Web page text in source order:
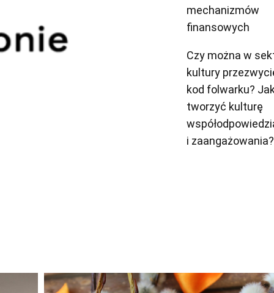
mechanizmów
finansowych
Czy można w
kultury
kod folwarku?
tworzyć kulturę
i zaangażowania?